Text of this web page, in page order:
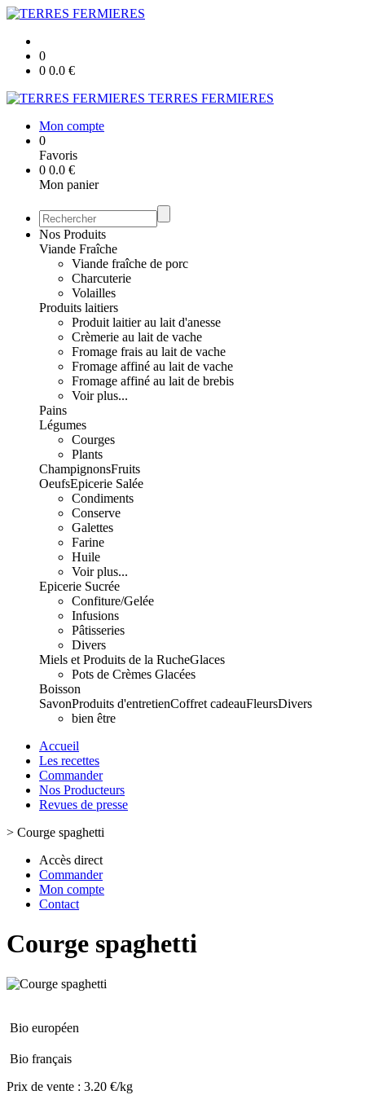
0
0 0.0 €
TERRES FERMIERES
Mon compte
0
Favoris
0 0.0 €
Mon panier
Nos Produits
Viande Fraîche
Viande fraîche de porc
Charcuterie
Volailles
Produits laitiers
Produit laitier au lait d'anesse
Crèmerie au lait de vache
Fromage frais au lait de vache
Fromage affiné au lait de vache
Fromage affiné au lait de brebis
Voir plus...
Pains
Légumes
Courges
Plants
ChampignonsFruits
OeufsEpicerie Salée
Condiments
Conserve
Galettes
Farine
Huile
Voir plus...
Epicerie Sucrée
Confiture/Gelée
Infusions
Pâtisseries
Divers
Miels et Produits de la RucheGlaces
Pots de Crèmes Glacées
Boisson
SavonProduits d'entretienCoffret cadeauFleursDivers
bien être
Accueil
Les recettes
Commander
Nos Producteurs
Revues de presse
> Courge spaghetti
Accès direct
Commander
Mon compte
Contact
Courge spaghetti
Bio européen
Bio français
Prix de vente : 3.20 €/kg